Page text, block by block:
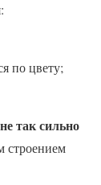
по цвету;
так сильно
строением